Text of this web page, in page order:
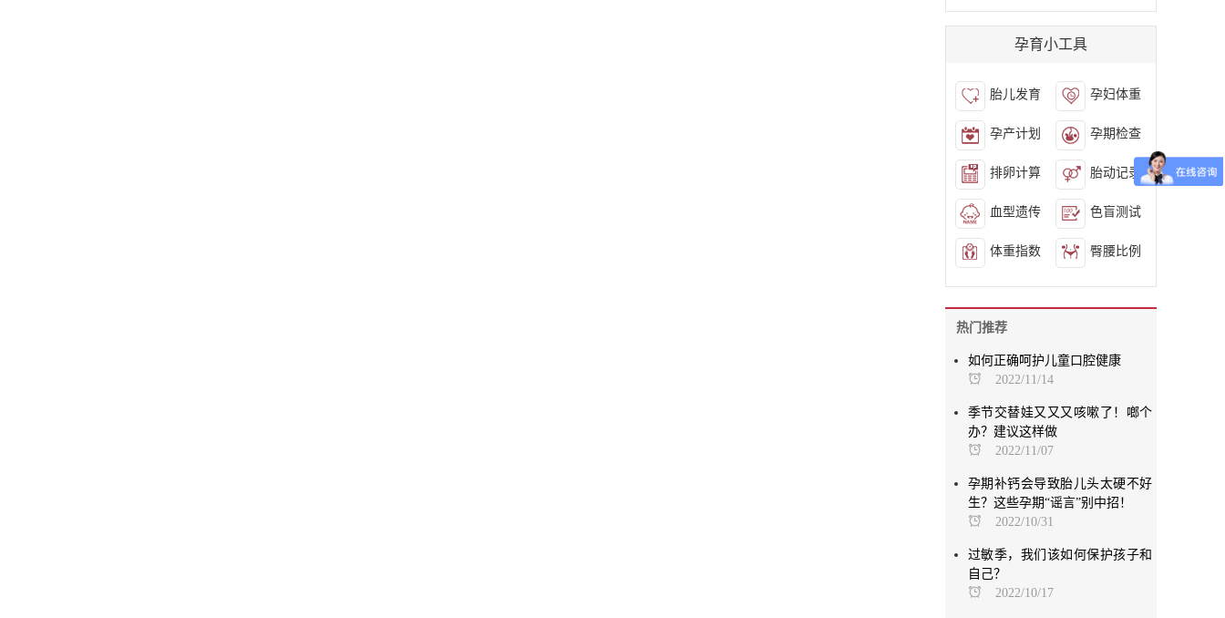
孕育小工具
胎儿发育 孕妇体重
孕产计划 孕期检查
排卵计算 胎动记录
血型遗传 色盲测试
体重指数 臀腰比例
热门推荐
如何正确呵护儿童口腔健康
2022/11/14
季节交替娃又又又咳嗽了！啷个
办？建议这样做
2022/11/07
孕期补钙会导致胎儿头太硬不好
生？这些孕期“谣言”别中招！
2022/10/31
过敏季，我们该如何保护孩子和
自己？
2022/10/17